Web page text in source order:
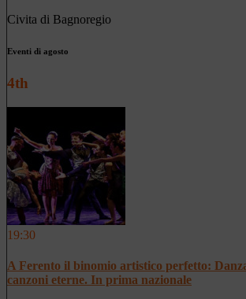
Civita di Bagnoregio
Eventi di agosto
4th
19:30
A Ferento il binomio artistico perfetto:
canzoni eterne. In prima nazionale